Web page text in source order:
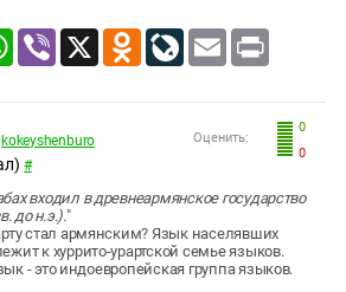
WhatsApp
Viber X Odnoklassniki
LiveJournal
Email Print
0
0
Оценить:
kokeyshenburo
#
входил в древнеармянское государство
до н.э.)."
стал армянским? Язык населявших
к хуррито-урартской семье языков.
- это индоевропейская группа языков.